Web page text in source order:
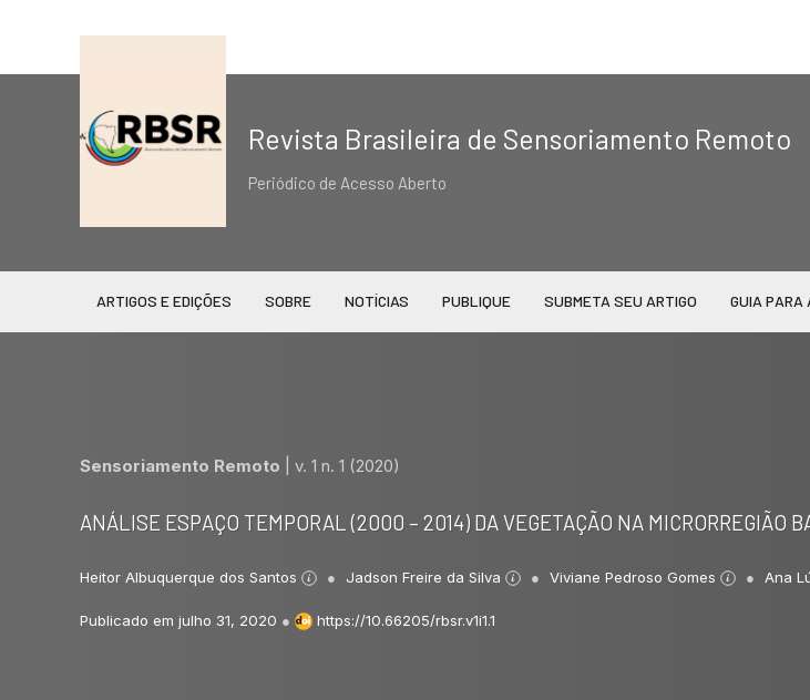
Revista Brasileira de Sensoriamento Remoto
Periódico de Acesso Aberto
ARTIGOS E EDIÇÕES SOBRE NOTÍCIAS PUBLIQUE SUBMETA SEU ARTIGO GUIA PARA
Sensoriamento Remoto v. 1 n. 1 (2020)
ANÁLISE ESPAÇO TEMPORAL (2000 – 2014) DA VEGETAÇÃO NA MICRORREGIÃO
Heitor Albuquerque dos Santos Jadson Freire da Silva Viviane Pedroso Gomes Ana
Publicado em julho 31, 2020 ● https://10.66205/rbsr.v1i1.1